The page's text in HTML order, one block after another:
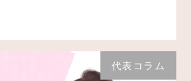
代表コラム